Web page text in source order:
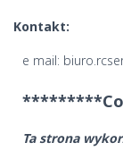
Kontakt:
e mail:
Ta strona